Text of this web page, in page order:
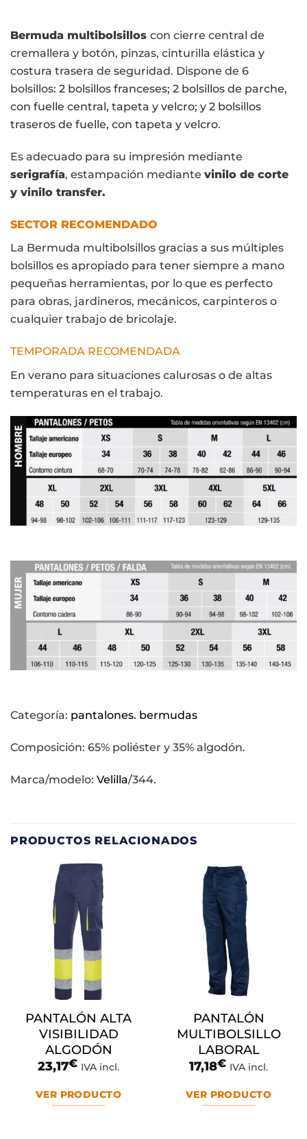
Bermuda multibolsillos con cierre central de
cremallera y botón, pinzas, cinturilla elástica y
costura trasera de seguridad. Dispone de 6
bolsillos: 2 bolsillos franceses; 2 bolsillos de parche,
con fuelle central, tapeta y velcro; y 2 bolsillos
traseros de fuelle, con tapeta y velcro.
Es adecuado para su impresión mediante
serigrafía, estampación mediante vinilo de corte
y vinilo transfer.
SECTOR RECOMENDADO
La Bermuda multibolsillos gracias a sus múltiples
bolsillos es apropiado para tener siempre a mano
pequeñas herramientas, por lo que es perfecto
para obras, jardineros, mecánicos, carpinteros o
cualquier trabajo de bricolaje.
TEMPORADA RECOMENDADA
En verano para situaciones calurosas o de altas
temperaturas en el trabajo.
Categoría: pantalones. bermudas
Composición: 65% poliéster y 35% algodón.
Marca/modelo: Velilla/344.
PRODUCTOS RELACIONADOS
PANTALÓN ALTA
VISIBILIDAD
ALGODÓN
23,17€ IVA incl.
VER PRODUCTO
PANTALÓN
MULTIBOLSILLO
LABORAL
17,18€ IVA incl.
VER PRODUCTO